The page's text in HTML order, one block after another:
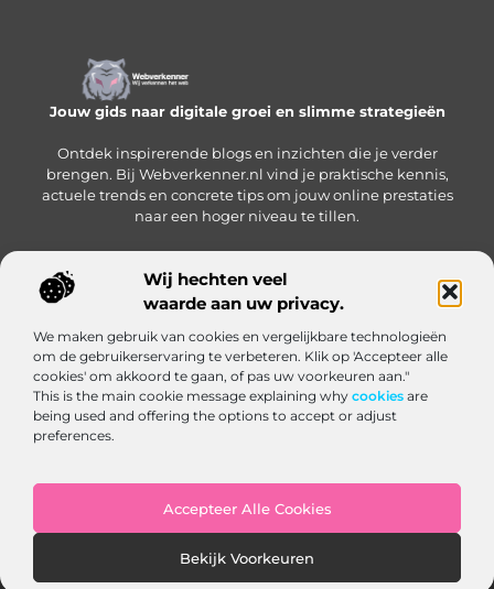
Wij hechten veel
waarde aan uw privacy.
We maken gebruik van cookies en vergelijkbare technologieën
om de gebruikerservaring te verbeteren. Klik op 'Accepteer alle
cookies' om akkoord te gaan, of pas uw voorkeuren aan."
This is the main cookie message explaining why cookies are
being used and offering the options to accept or adjust
preferences.
Accepteer Alle Cookies
Bekijk Voorkeuren
Jouw gids naar digitale groei en slimme strategieën
Ontdek inspirerende blogs en inzichten die je verder
brengen. Bij Webverkenner.nl vind je praktische kennis,
actuele trends en concrete tips om jouw online prestaties
naar een hoger niveau te tillen.
Onze informatie
Bericht categorie
Website index Cookiebeleid (EU)
@2025 www.webverkenner.nl. All Right Reserved.